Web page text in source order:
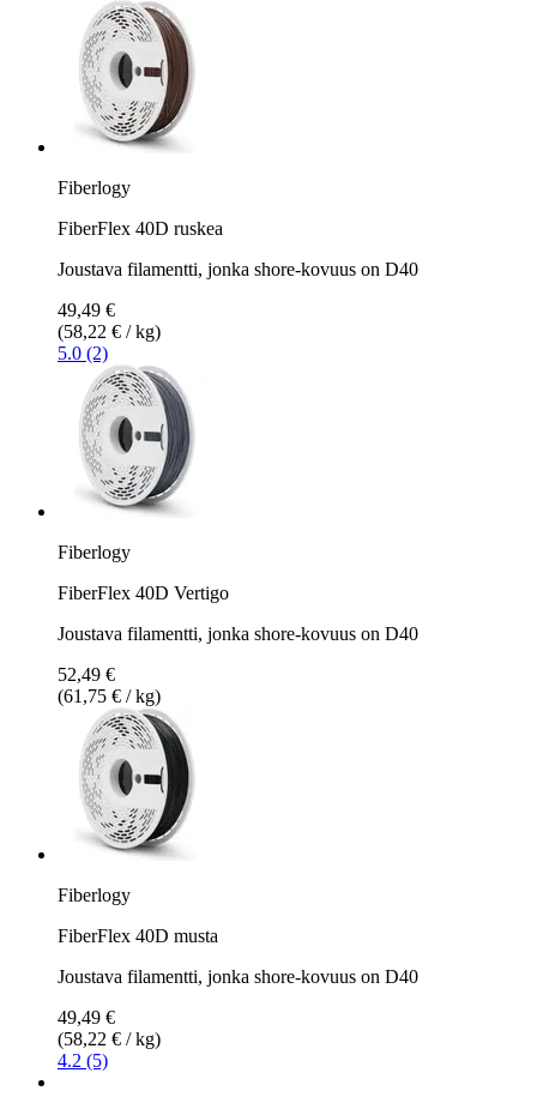
Fiberlogy
FiberFlex 40D ruskea
Joustava filamentti, jonka shore-kovuus on D40
49,49 €
(58,22 € / kg)
5.0 (2)
Fiberlogy
FiberFlex 40D Vertigo
Joustava filamentti, jonka shore-kovuus on D40
52,49 €
(61,75 € / kg)
Fiberlogy
FiberFlex 40D musta
Joustava filamentti, jonka shore-kovuus on D40
49,49 €
(58,22 € / kg)
4.2 (5)